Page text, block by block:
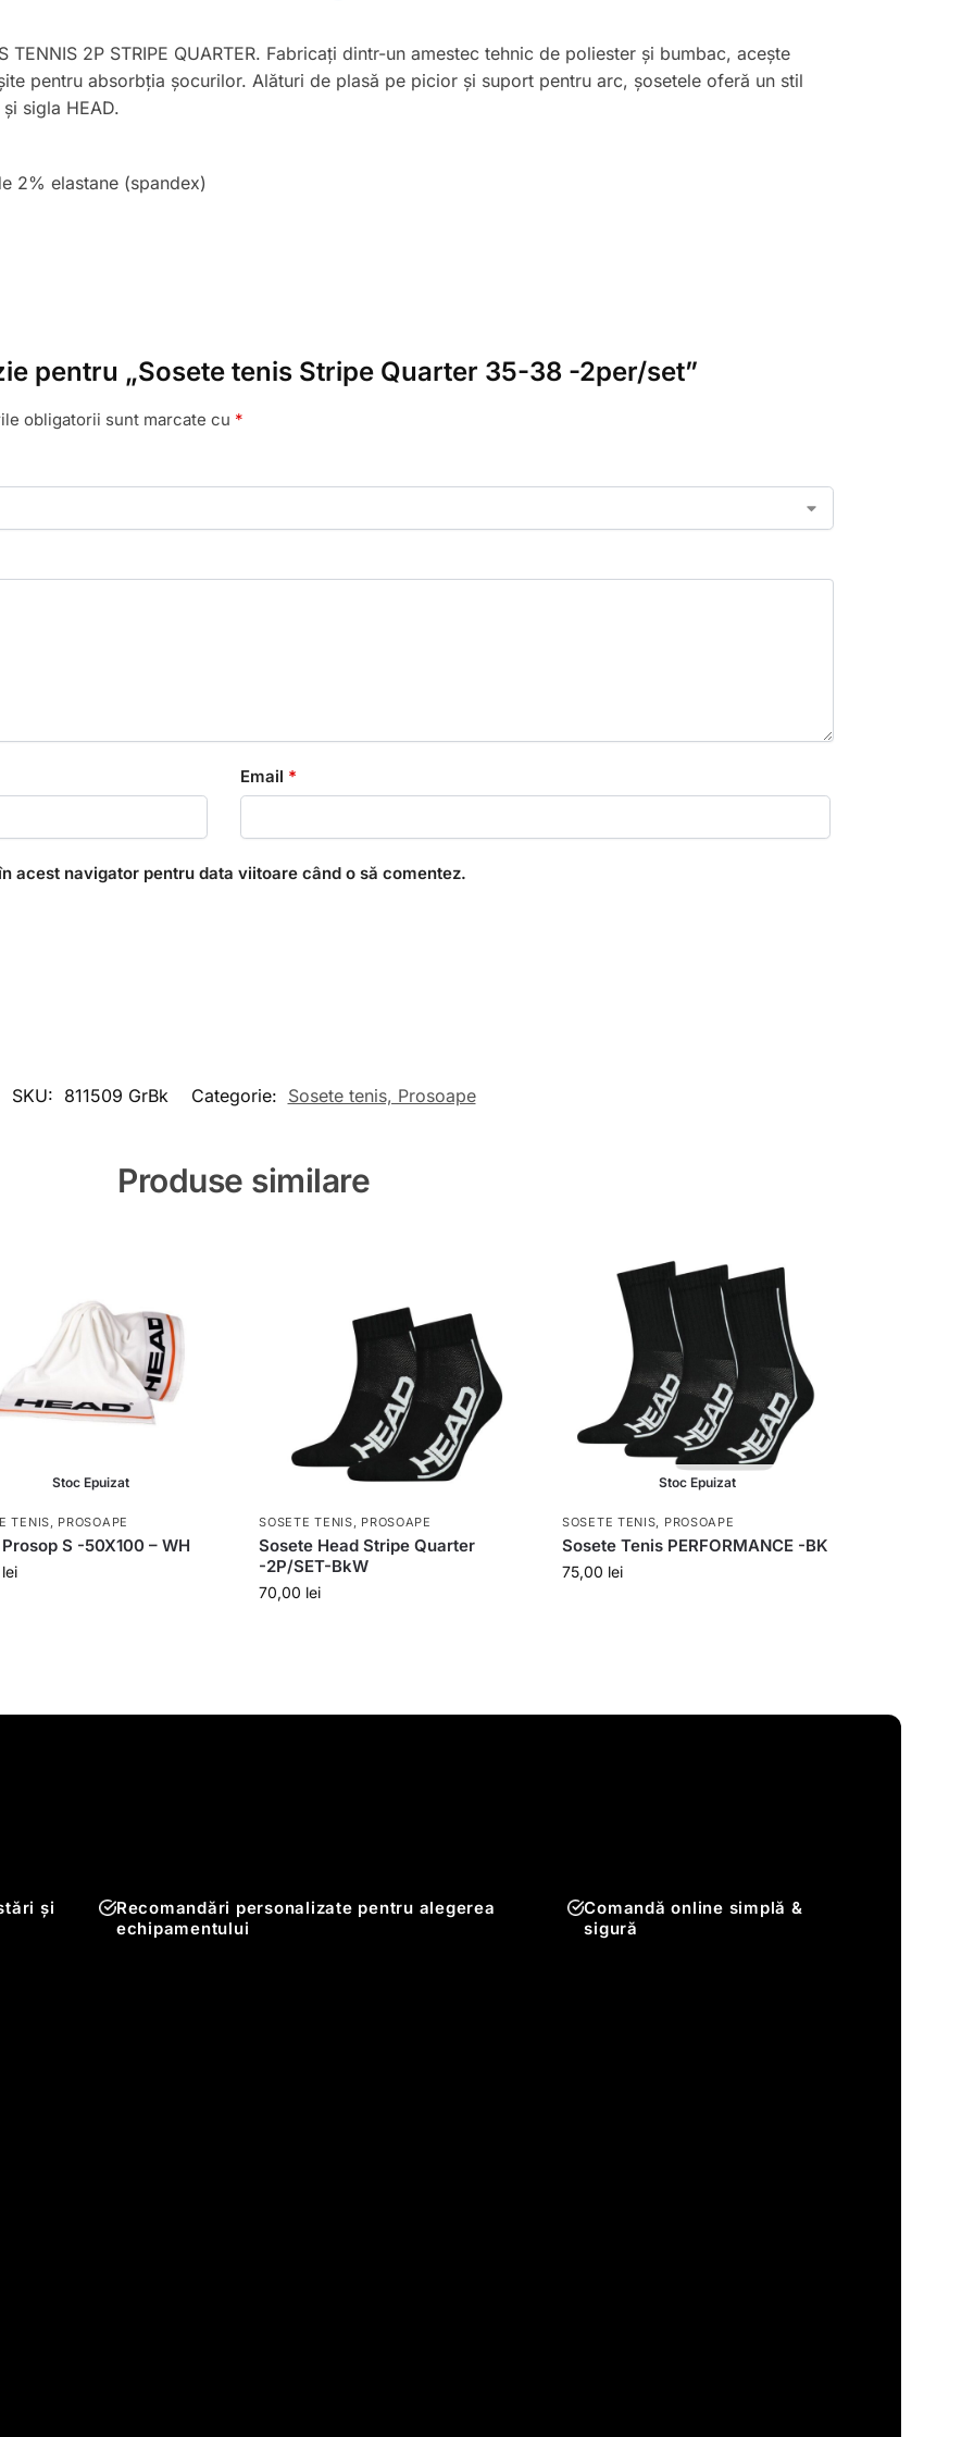
2P STRIPE QUARTER. Fabricați dintr-un amestec tehnic de poliester și bumbac, acește
pentru absorbția șocurilor. Alături de plasă pe picior și suport pentru arc, șosetele oferă un stil
sigla HEAD.
2% elastane (spandex)
pentru „Sosete tenis Stripe Quarter 35-38 -2per/set”
obligatorii sunt marcate cu *
Email *
acest navigator pentru data viitoare când o să comentez.
SKU: 811509 GrBk Categorie: Sosete tenis, Prosoape
Produse similare
Stoc Epuizat
TENIS, PROSOAPE
S -50X100 – WH
lei
SOSETE TENIS, PROSOAPE
Sosete Head Stripe Quarter
-2P/SET-BkW
70,00 lei
Stoc Epuizat
SOSETE TENIS, PROSOAPE
Sosete Tenis PERFORMANCE -BK
75,00 lei
și
Recomandări personalizate pentru alegerea
echipamentului
Comandă online simplă &
sigură